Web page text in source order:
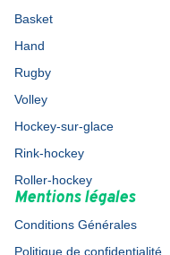
Basket
Hand
Rugby
Volley
Hockey-sur-glace
Rink-hockey
Roller-hockey
Mentions légales
Conditions Générales
Politique de confidentialité